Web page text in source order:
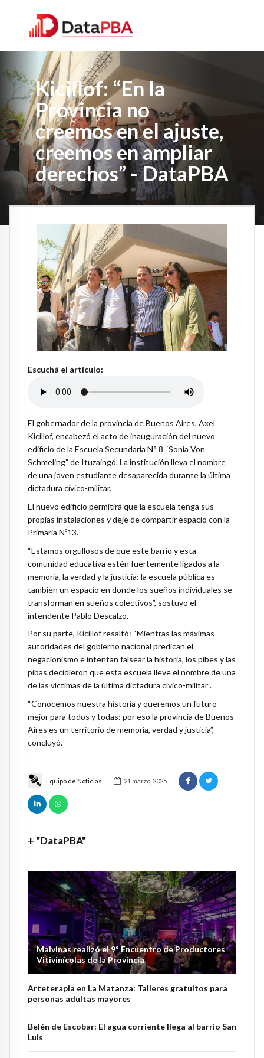
Kicillof: “En la
Provincia no
creemos en el ajuste,
creemos en ampliar
derechos” - DataPBA
Equipo de Noticias 21 marzo, 2025
+ "DataPBA"
Malvinas realizó el 9º Encuentro de Productores
Vitivinícolas de la Provincia
Arteterapia en La Matanza: Talleres gratuitos para
personas adultas mayores
Belén de Escobar: El agua corriente llega al barrio San
Luis
Escuchá el artículo:
El gobernador de la provincia de Buenos Aires, Axel
Kicillof, encabezó el acto de inauguración del nuevo
edificio de la Escuela Secundaria N° 8 “Sonia Von
Schmeling” de Ituzaingó. La institución lleva el nombre
de una joven estudiante desaparecida durante la última
dictadura cívico-militar.
El nuevo edificio permitirá que la escuela tenga sus
propias instalaciones y deje de compartir espacio con la
Primaria Nº13.
“Estamos orgullosos de que este barrio y esta
comunidad educativa estén fuertemente ligados a la
memoria, la verdad y la justicia: la escuela pública es
también un espacio en donde los sueños individuales se
transforman en sueños colectivos”, sostuvo el
intendente Pablo Descalzo.
Por su parte, Kicillof resaltó: “Mientras las máximas
autoridades del gobierno nacional predican el
negacionismo e intentan falsear la historia, los pibes y las
pibas decidieron que esta escuela lleve el nombre de una
de las víctimas de la última dictadura cívico-militar”.
“Conocemos nuestra historia y queremos un futuro
mejor para todos y todas: por eso la provincia de Buenos
Aires es un territorio de memoria, verdad y justicia”,
concluyó.